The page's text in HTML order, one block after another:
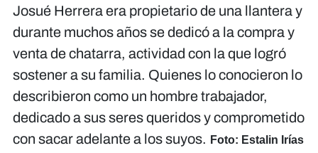
Josué Herrera era propietario de una llantera y
durante muchos años se dedicó a la compra y
venta de chatarra, actividad con la que logró
sostener a su familia. Quienes lo conocieron lo
describieron como un hombre trabajador,
dedicado a sus seres queridos y comprometido
con sacar adelante a los suyos. Foto: Estalin Irías